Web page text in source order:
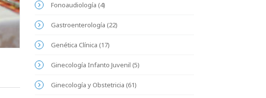
Fonoaudiología (4)
Gastroenterología (22)
Genética Clínica (17)
Ginecología Infanto Juvenil (5)
Ginecología y Obstetricia (61)